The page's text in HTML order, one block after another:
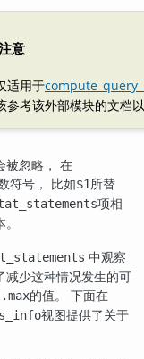
意
适用于
参考该外部模块的文档
被忽略， 在
符号， 比如$1所替
项相
中观察
减少这种情况发生的可
的值。 下面在
视图提供了关于